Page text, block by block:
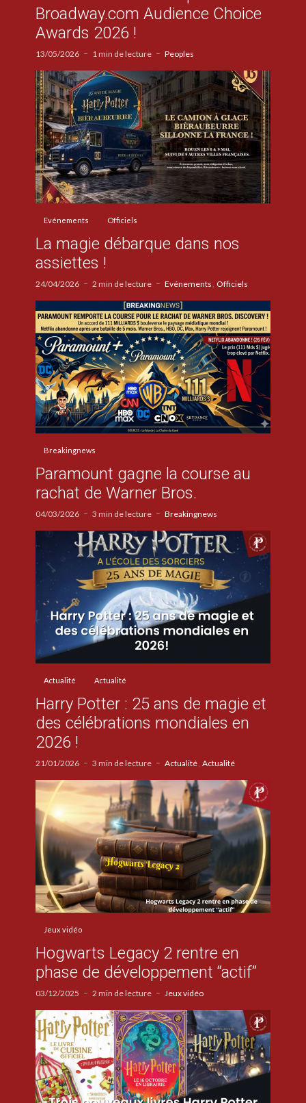
Broadway.com Audience Choice
Awards 2026 !
13/05/2026 1 min de lecture Peoples
Evénements Officiels
La magie débarque dans nos
assiettes !
24/04/2026 2 min de lecture Evénements Officiels
Breakingnews
Paramount gagne la course au
rachat de Warner Bros.
04/03/2026 3 min de lecture Breakingnews
Actualité Actualité
Harry Potter : 25 ans de magie et
des célébrations mondiales en
2026 !
21/01/2026 3 min de lecture Actualité Actualité
Jeux vidéo
Hogwarts Legacy 2 rentre en
phase de développement “actif”
03/12/2025 2 min de lecture Jeux vidéo